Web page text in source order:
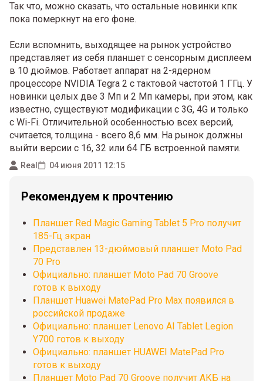
Так что, можно сказать, что остальные новинки кпк
пока померкнут на его фоне.
Если вспомнить, выходящее на рынок устройство
представляет из себя планшет с сенсорным дисплеем
в 10 дюймов. Работает аппарат на 2-ядерном
процессоре NVIDIA Tegra 2 с тактовой частотой 1 ГГц. У
новинки целых две 3 Мп и 2 Мп камеры, при этом, как
известно, существуют модификации с 3G, 4G и только
с Wi-Fi. Отличительной особенностью всех версий,
считается, толщина - всего 8,6 мм. На рынок должны
выйти версии с 16, 32 или 64 ГБ встроенной памяти.
Real 04 июня 2011 12:15
Рекомендуем к прочтению
Планшет Red Magic Gaming Tablet 5 Pro получит
185-Гц экран
Представлен 13-дюймовый планшет Moto Pad
70 Pro
Официально: планшет Moto Pad 70 Groove
готов к выходу
Планшет Huawei MatePad Pro Max появился в
российской продаже
Официально: планшет Lenovo AI Tablet Legion
Y700 готов к выходу
Официально: планшет HUAWEI MatePad Pro
готов к выходу
Планшет Moto Pad 70 Groove получит АКБ на